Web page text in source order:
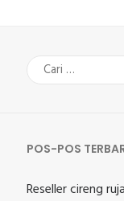
Cari
untuk:
POS-POS
Reseller cireng